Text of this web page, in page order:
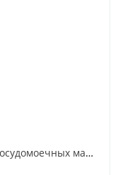
Somat All in 1 Extra Таблетки для посудомоечных машин Лимон 100 шт в zip-пакете 1,8 кг